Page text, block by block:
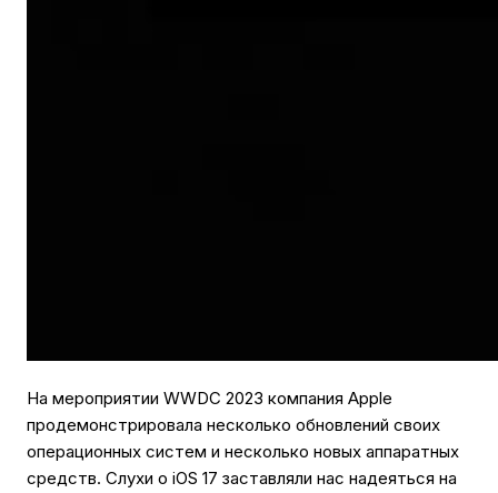
На мероприятии WWDC 2023 компания Apple
продемонстрировала несколько обновлений своих
операционных систем и несколько новых аппаратных
средств. Слухи о iOS 17 заставляли нас надеяться на